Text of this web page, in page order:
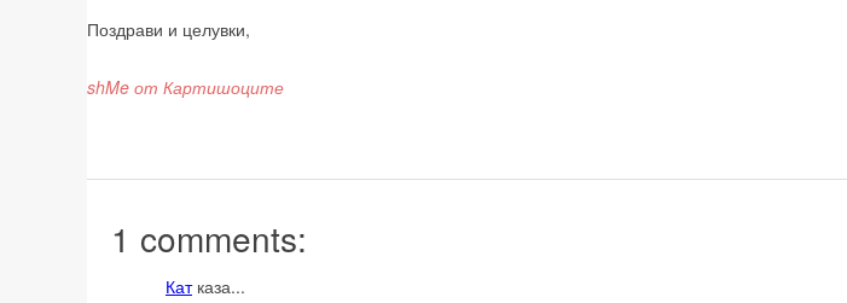
Поздрави и целувки,
shMe от Картишоците
1 comments:
Катказа...